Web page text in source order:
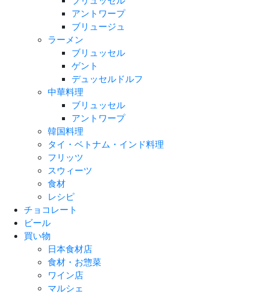
アントワープ
ブリュージュ
ラーメン
ブリュッセル
ゲント
デュッセルドルフ
中華料理
ブリュッセル
アントワープ
韓国料理
タイ・ベトナム・インド料理
フリッツ
スウィーツ
食材
レシピ
チョコレート
ビール
買い物
日本食材店
食材・お惣菜
ワイン店
マルシェ